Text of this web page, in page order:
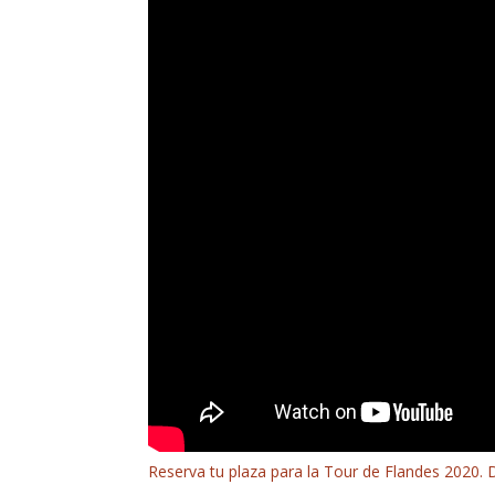
Reserva tu plaza para la Tour de Flandes 2020.